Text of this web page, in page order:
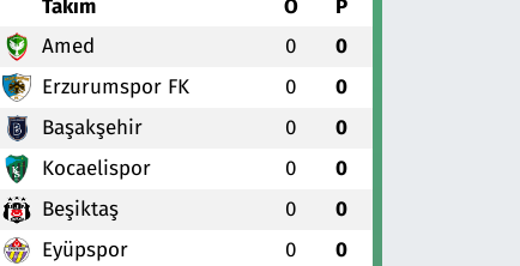
Takım O P
Amed 0 0
Erzurumspor FK 0 0
Başakşehir 0 0
Kocaelispor 0 0
Beşiktaş 0 0
Eyüpspor 0 0